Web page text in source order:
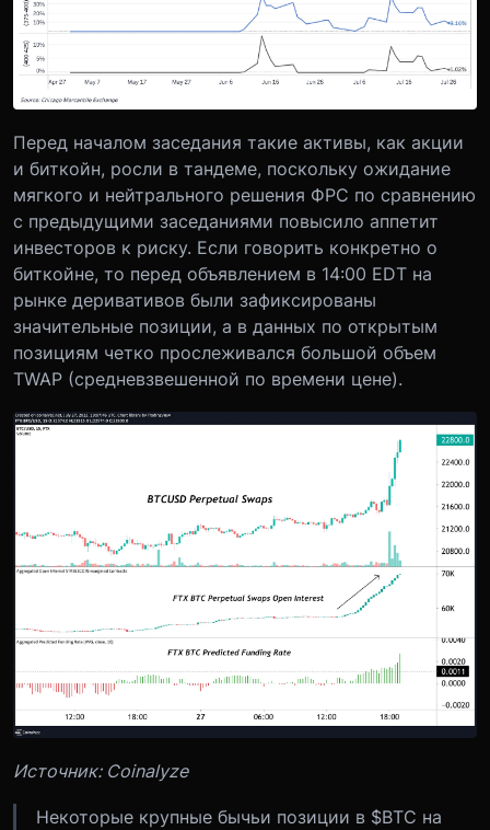
Перед началом заседания такие активы, как акции
и биткойн, росли в тандеме, поскольку ожидание
мягкого и нейтрального решения ФРС по сравнению
с предыдущими заседаниями повысило аппетит
инвесторов к риску. Если говорить конкретно о
биткойне, то перед объявлением в 14:00 EDT на
рынке деривативов были зафиксированы
значительные позиции, а в данных по открытым
позициям четко прослеживался большой объем
TWAP (средневзвешенной по времени цене).
Источник: Coinalyze
Некоторые крупные бычьи позиции в $BTC на